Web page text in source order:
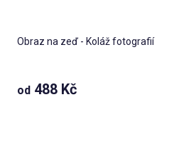
Obraz na zeď - Koláž fotografií
od 488 Kč